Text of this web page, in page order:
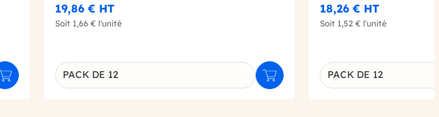
Ajouter au panier
19,86 € HT
Soit 1,66 € l'unité
Déclinaison du produit
PACK DE 12 Ajouter au panier
18,26 € HT
Soit 1,52 € l'unité
Déclinaison du produit
PACK DE 12